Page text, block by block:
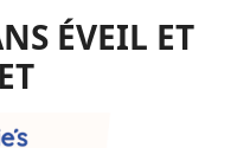
ÉVEIL ET